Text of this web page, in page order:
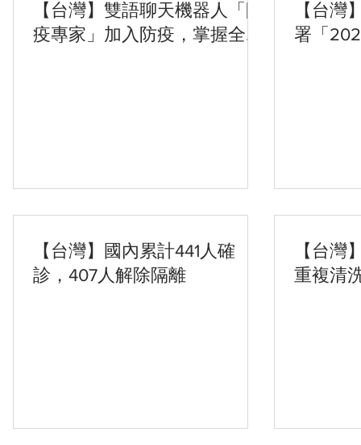
【台灣】雙語聊天機器人「防
疫專家」加入防疫，掌握全球
【台灣
署「
【台灣】國內累計441人確
診，407人解除隔離
【台灣
重複清